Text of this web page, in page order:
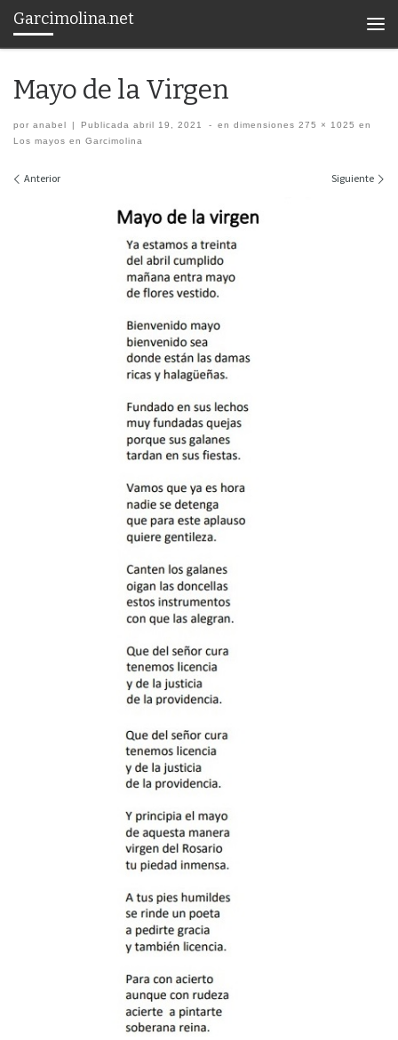
Saltar al contenido
Garcimolina.net
Mayo de la Virgen
por anabel | Publicadaabril 19, 2021 - en dimensiones 275 × 1025 en
Los mayos en Garcimolina
Navegación de imágenes
Anterior Siguiente